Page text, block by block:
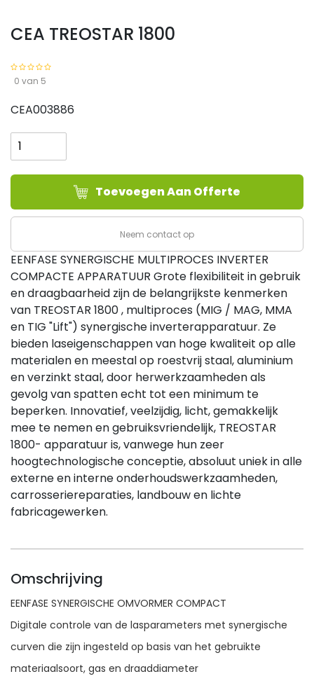
CEA TREOSTAR 1800
0 van 5
CEA003886
TREOSTAR
1800
aantal
Toevoegen Aan Offerte
Neem contact op
EENFASE SYNERGISCHE MULTIPROCES INVERTER
COMPACTE APPARATUUR Grote flexibiliteit in gebruik
en draagbaarheid zijn de belangrijkste kenmerken
van TREOSTAR 1800 , multiproces (MIG / MAG, MMA
en TIG "Lift") synergische inverterapparatuur. Ze
bieden laseigenschappen van hoge kwaliteit op alle
materialen en meestal op roestvrij staal, aluminium
en verzinkt staal, door herwerkzaamheden als
gevolg van spatten echt tot een minimum te
beperken. Innovatief, veelzijdig, licht, gemakkelijk
mee te nemen en gebruiksvriendelijk, TREOSTAR
1800- apparatuur is, vanwege hun zeer
hoogtechnologische conceptie, absoluut uniek in alle
externe en interne onderhoudswerkzaamheden,
carrosseriereparaties, landbouw en lichte
fabricagewerken.
Omschrijving
EENFASE SYNERGISCHE OMVORMER COMPACT
Digitale controle van de lasparameters met synergische
curven die zijn ingesteld op basis van het gebruikte
materiaalsoort, gas en draaddiameter